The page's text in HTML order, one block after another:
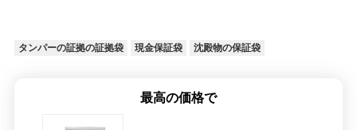
ータンパーの証拠の証拠袋 現金保証袋 沈殿物の保証袋
最高の価格で